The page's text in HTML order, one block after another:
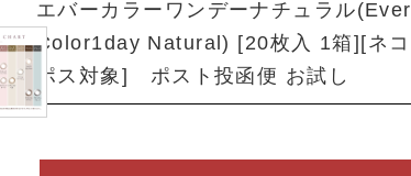
エバーカラーワンデーナチュラル(Ever
Color1day Natural) [20枚入 1箱][ネコ
ポス対象] ポスト投函便 お試し